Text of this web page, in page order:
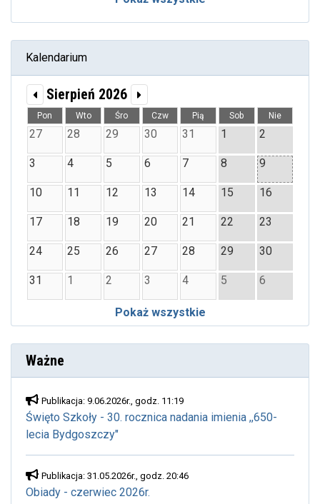
Kalendarium
Sierpień 2026
Pon Wto Śro Czw Pią Sob Nie
27 28 29 30 31 1 2
3 4 5 6 7 8 9
10 11 12 13 14 15 16
17 18 19 20 21 22 23
24 25 26 27 28 29 30
31 1 2 3 4 5 6
Pokaż wszystkie
Ważne
Publikacja: 9.06.2026r., godz. 11:19
Święto Szkoły - 30. rocznica nadania imienia ,,650-
lecia Bydgoszczy"
Publikacja: 31.05.2026r., godz. 20:46
Obiady - czerwiec 2026r.